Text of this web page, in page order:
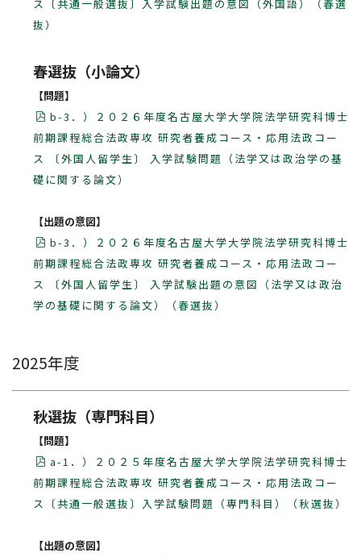
ス〔共通一般選抜〕入学試験出題の意図（外国語）（春選
抜）
春選抜（小論文）
【問題】
b-3．）２０２６年度名古屋大学大学院法学研究科博士
前期課程総合法政専攻 研究者養成コース・応用法政コー
ス 〔外国人留学生〕 入学試験問題（法学又は政治学の基
礎に関する論文）
【出題の意図】
b-3．）２０２６年度名古屋大学大学院法学研究科博士
前期課程総合法政専攻 研究者養成コース・応用法政コー
ス 〔外国人留学生〕 入学試験出題の意図（法学又は政治
学の基礎に関する論文）（春選抜）
2025年度
秋選抜（専門科目）
【問題】
a-1．）２０２５年度名古屋大学大学院法学研究科博士
前期課程総合法政専攻 研究者養成コース・応用法政コー
ス〔共通一般選抜〕入学試験問題（専門科目）（秋選抜）
【出題の意図】